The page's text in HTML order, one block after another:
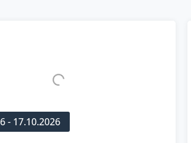
- 17.10.2026